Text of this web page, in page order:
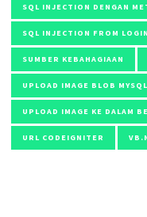
SQL INJECTION DENGAN
SQL INJECTION FROM
SUMBER KEBAHAGIAAN
UPLOAD IMAGE BLOB MYSQL
UPLOAD IMAGE KE DALAM
URL CODEIGNITER